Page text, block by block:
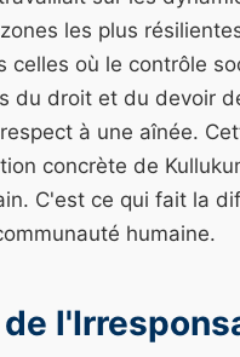
les plus
où le contrôle
du droit et du devoir
à une aînée.
concrète de
C'est ce qui fait la
humaine.